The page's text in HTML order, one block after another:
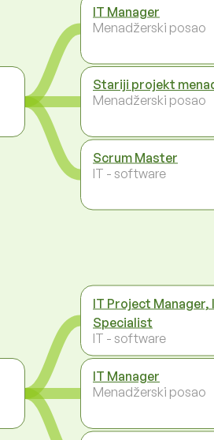
IT Manager
Menadžerski posao
Stariji projekt
Menadžerski posao
Scrum Master
IT - software
IT Project Manager,
Specialist
IT - software
IT Manager
Menadžerski posao